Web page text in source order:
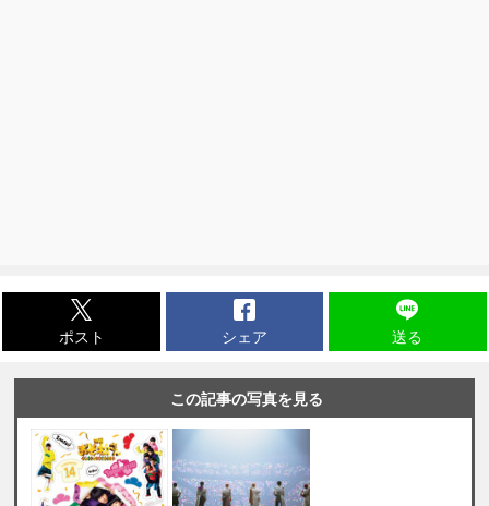
ポスト シェア 送る
この記事の写真を見る